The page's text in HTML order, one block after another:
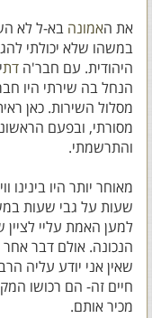
את האמונה בא-ל לא
במשהו שלא יכולתי
היהודית. עם חבר'ה דת
הנחל בה שירתי היו
מסלול השירות. כאן
מסורתי, ובפעם
והתרשמתי.
מאוחר יותר היו בינינו
שעות על גבי שעות
למען האמת עליי
הנכונה. אולם דבר
שאין אני יודע עליה
חיים זה- הם רכושו
מכיר אותם.